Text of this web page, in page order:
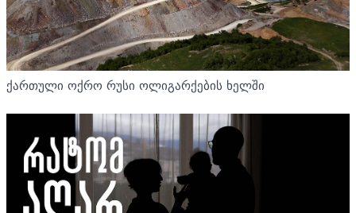
ქართული ოქრო რუსი ოლიგარქების ხელში